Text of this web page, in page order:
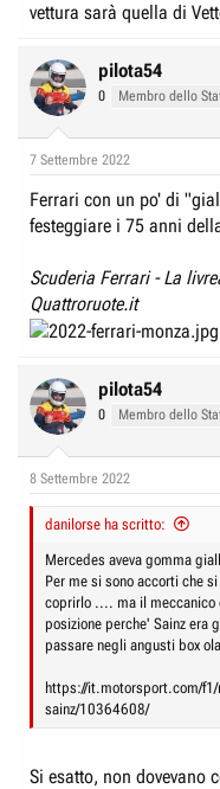
vettura sarà quella di
pilota54
0 Membro dello
7 Settembre 2022
Ferrari con un po' di
festeggiare i 75 anni
Scuderia Ferrari - La
Quattroruote.it
pilota54
0 Membro dello
8 Settembre 2022
danilorse ha scritto:
Mercedes aveva gomma
Per me si sono accorti che
coprirlo .... ma il meccanico
posizione perche' Sainz era
passare negli angusti box
https://it.motorsport.com/
sainz/10364608/
Si esatto, non dovevano